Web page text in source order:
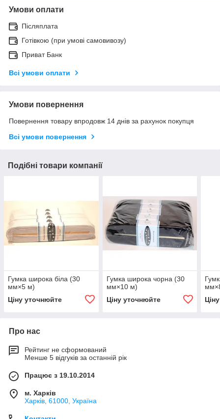
Умови оплати
Післяплата
Готівкою (при умові самовивозу)
Приват Банк
Всі умови оплати
Умови повернення
Повернення товару впродовж 14 днів за рахунок покупця
Всі умови повернення
Подібні товари компанії
Гумка широка біла (30
мм×5 м)
Ціну уточнюйте
Гумка широка чорна (30
мм×10 м)
Ціну уточнюйте
Про нас
Рейтинг не сформований
Менше 5 відгуків за останній рік
Працює з 19.10.2014
м. Харків
Харків, 61000, Україна